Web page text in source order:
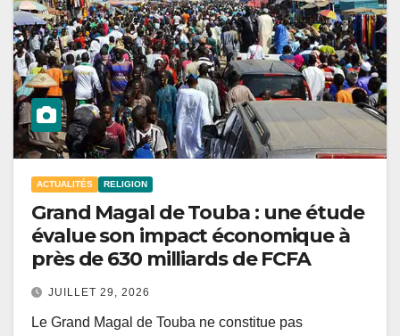
ACTUALITÉS RELIGION
Grand Magal de Touba : une étude
évalue son impact économique à
près de 630 milliards de FCFA
JUILLET 29, 2026
Le Grand Magal de Touba ne constitue pas